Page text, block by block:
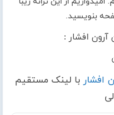
بنویسید.
افشار :
افشار با لینک مستقیم